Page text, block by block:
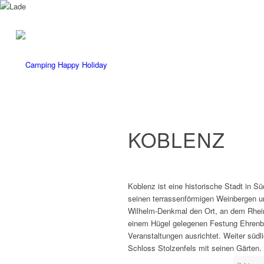
KOBLENZ
Koblenz ist eine historische Stadt in
seinen terrassenförmigen Weinbergen
Wilhelm-Denkmal den Ort, an dem
einem Hügel gelegenen Festung
Veranstaltungen ausrichtet. Weiter
Schloss Stolzenfels mit seinen Gärten.